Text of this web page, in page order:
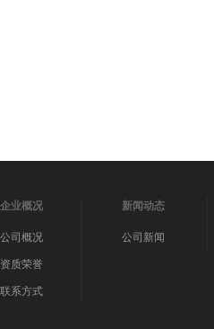
企业概况
公司概况
资质荣誉
联系方式
新闻动态
公司新闻